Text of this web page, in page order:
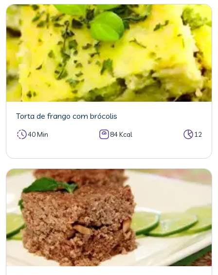
Torta de frango com brócolis
40 Min 84 Kcal 12